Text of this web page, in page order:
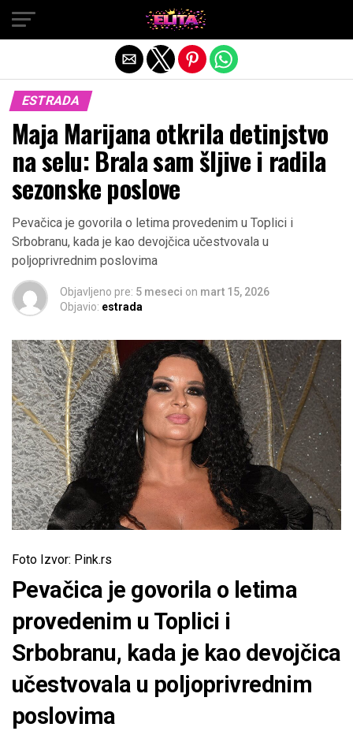
ESTRADA
Maja Marijana otkrila detinjstvo
na selu: Brala sam šljive i radila
sezonske poslove
Pevačica je govorila o letima provedenim u Toplici i
Srbobranu, kada je kao devojčica učestvovala u
poljoprivrednim poslovima
Objavljeno pre: 5 meseci on mart 15, 2026
Objavio: estrada
Foto Izvor: Pink.rs
Pevačica je govorila o letima
provedenim u Toplici i
Srbobranu, kada je kao devojčica
učestvovala u poljoprivrednim
poslovima
Exit mobile version